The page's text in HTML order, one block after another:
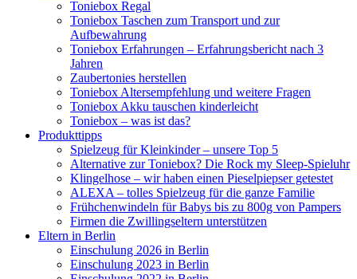
Toniebox Regal
Toniebox Taschen zum Transport und zur
Aufbewahrung
Toniebox Erfahrungen – Erfahrungsbericht nach 3
Jahren
Zaubertonies herstellen
Toniebox Altersempfehlung und weitere Fragen
Toniebox Akku tauschen kinderleicht
Toniebox – was ist das?
Produkttipps
Spielzeug für Kleinkinder – unsere Top 5
Alternative zur Toniebox? Die Rock my Sleep-Spieluhr
Klingelhose – wir haben einen Pieselpiepser getestet
ALEXA – tolles Spielzeug für die ganze Familie
Frühchenwindeln für Babys bis zu 800g von Pampers
Firmen die Zwillingseltern unterstützen
Eltern in Berlin
Einschulung 2026 in Berlin
Einschulung 2023 in Berlin